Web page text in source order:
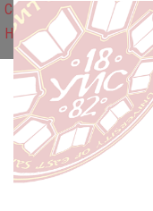
Collaborative Virtual
Higher Education